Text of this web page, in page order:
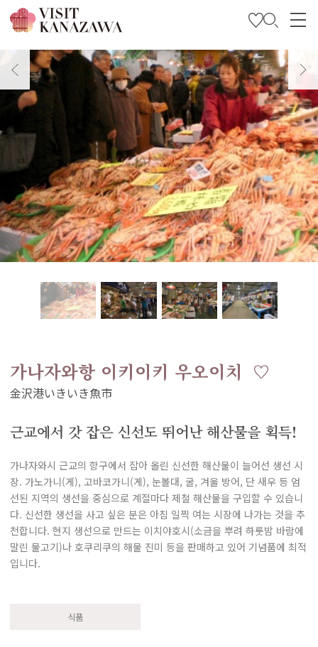
여행 계획 세우기
Travel Trade and Media
Languages
가나자와항 이키이키 우오이치
근교에서 갓 잡은 신선도 뛰어난 해산물을 획득!
가나자와시 근교의 항구에서 잡아 올린 신선한 해산물이 늘어선 생선 시
장. 가노가니(게), 고바코가니(게), 눈볼대, 굴, 겨울 방어, 단 새우 등 엄
선된 지역의 생선을 중심으로 계절마다 제철 해산물을 구입할 수 있습니
다. 신선한 생선을 사고 싶은 분은 아침 일찍 여는 시장에 나가는 것을 추
천합니다. 현지 생선으로 만드는 이치야호시(소금을 뿌려 하룻밤 바람에
말린 물고기)나 호쿠리쿠의 해물 진미 등을 판매하고 있어 기념품에 최적
입니다.
식품